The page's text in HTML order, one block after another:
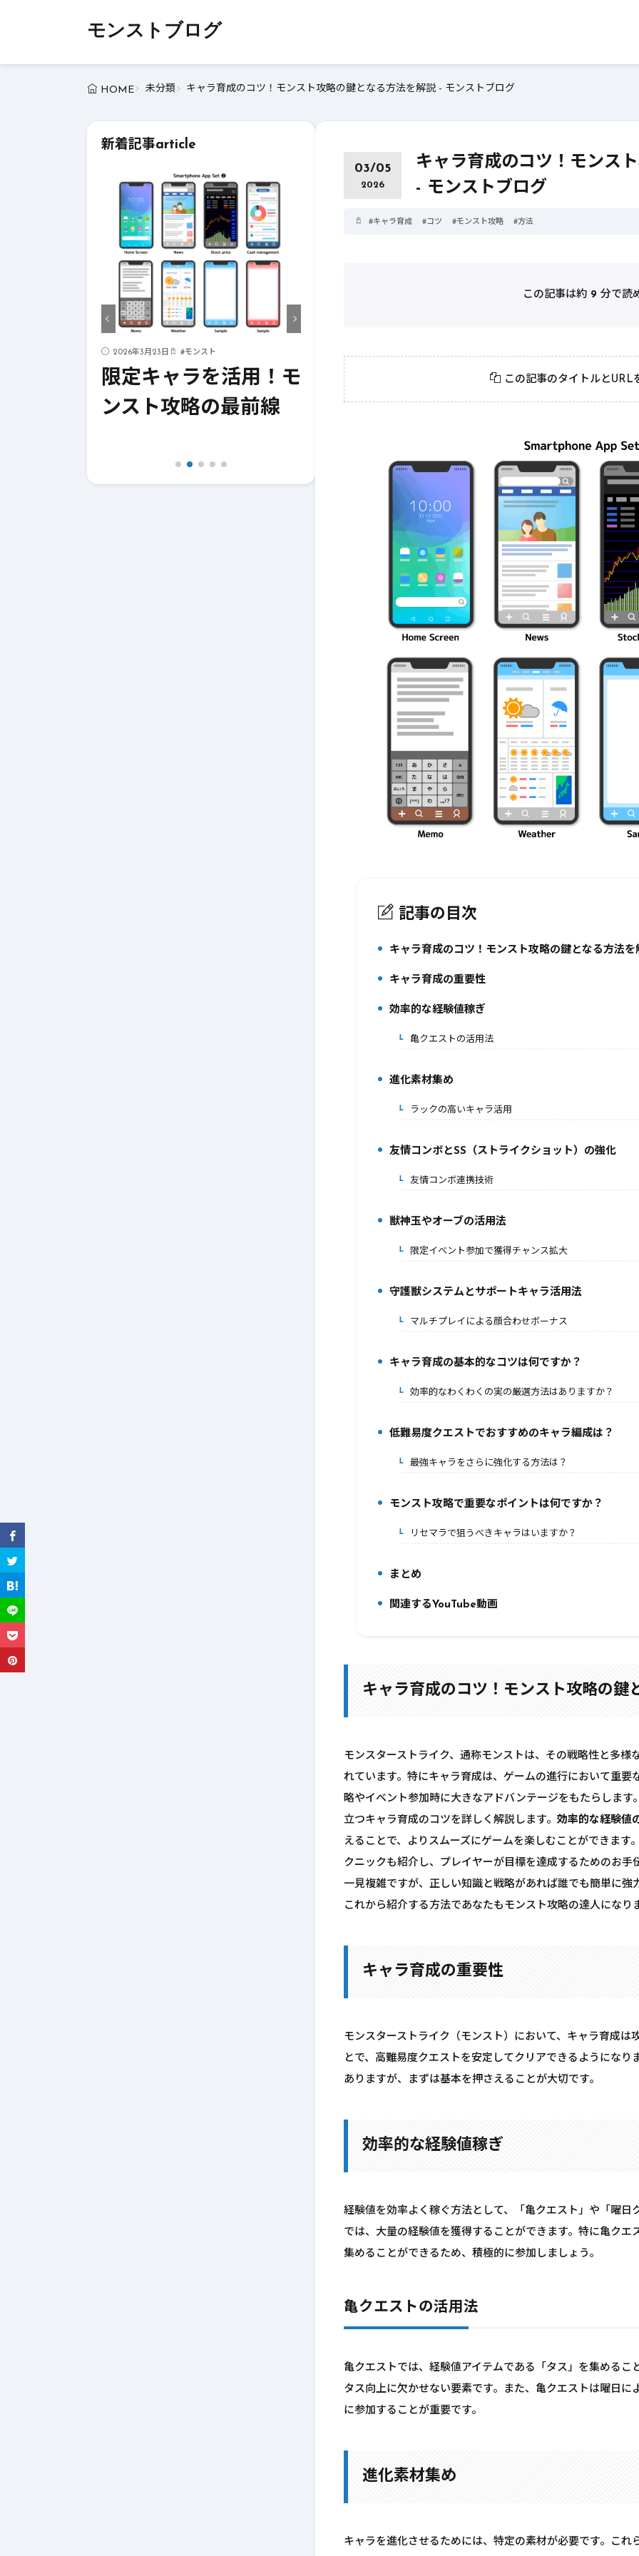
モンストブログ
HOME 未分類 キャラ育成のコツ！モンスト攻略の鍵となる方法を解説 - モンストブログ
新着記事article
2026年3月23日 #モンスト
限定キャラを活用！モ
ンスト攻略の最前線
モンスト攻略に役立
つ！おすすめパーティ
絶対に知っ
モンスト攻
ク10選
03/05
2026
キャラ育成のコツ！モンス
- モンストブログ
#キャラ育成 #コツ #モンスト攻略 #方法
この記事は約 9 分で読
この記事のタイトルとURL
記事の目次
キャラ育成のコツ！モンスト攻略の鍵となる方法を
キャラ育成の重要性
3.
効率的な経験値稼ぎ
3-1.亀クエストの活用法
4.
進化素材集め
4-1.ラックの高いキャラ活用
5.
友情コンボとSS（ストライクショット）の強化
5-1.友情コンボ連携技術
6.
獣神玉やオーブの活用法
6-1.限定イベント参加で獲得チャンス拡大
守護獣システムとサポートキャラ活用法
7-1.マルチプレイによる顔合わせボーナス
キャラ育成の基本的なコツは何ですか？
8-1.効率的なわくわくの実の厳選方法はありますか？
9.
低難易度クエストでおすすめのキャラ編成は？
9-1.最強キャラをさらに強化する方法は？
10.
モンスト攻略で重要なポイントは何ですか？
10-1.リセマラで狙うべきキャラはいますか？
11.
まとめ
12.
関連するYouTube動画
キャラ育成のコツ！モンスト攻略の鍵
モンスターストライク、通称モンストは、その戦略性と多様
れています。特にキャラ育成は、ゲームの進行において重要
略やイベント参加時に大きなアドバンテージをもたらしま
立つキャラ育成のコツを詳しく解説します。 効率的な経験値
えることで、よりスムーズにゲームを楽しむことができます
クニックも紹介し、プレイヤーが目標を達成するためのお手
一見複雑ですが、正しい知識と戦略があれば誰でも簡単に強
これから紹介する方法であなたもモンスト攻略の達人になり
キャラ育成の重要性
モンスターストライク（モンスト）において、キャラ育成は
とで、高難易度クエストを安定してクリアできるようにな
ありますが、まずは基本を押さえることが大切です。
効率的な経験値稼ぎ
経験値を効率よく稼ぐ方法として、「亀クエスト」や「曜日
では、大量の経験値を獲得することができます。特に亀クエ
集めることができるため、積極的に参加しましょう。
亀クエストの活用法
亀クエストでは、経験値アイテムである「タス」を集めるこ
タス向上に欠かせない要素です。また、亀クエストは曜日に
に参加することが重要です。
進化素材集め
キャラを進化させるためには、特定の素材が必要です。これ